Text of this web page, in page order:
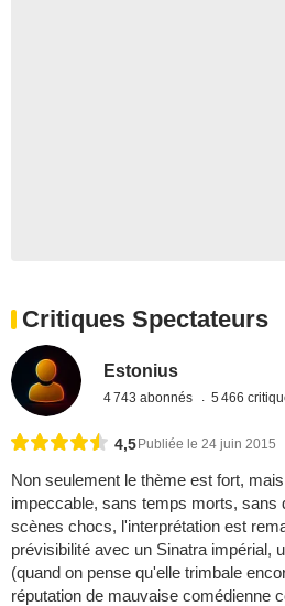
Critiques Spectateurs
Estonius
4 743 abonnés 5 466
4,5Publiée le 24 juin 2015
Non seulement le thème est fort,
impeccable, sans temps morts, sans
scènes chocs, l'interprétation est
prévisibilité avec un Sinatra impérial,
(quand on pense qu'elle trimbale
réputation de mauvaise comédienne